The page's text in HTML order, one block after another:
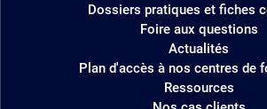
Dossiers pratiques et fiches
Foire aux questions
Actualités
Plan d'accès à nos centres de
Ressources